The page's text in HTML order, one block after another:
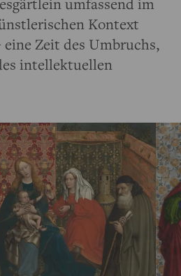
Kontext
eine Zeit des Umbruchs,
intellektuellen